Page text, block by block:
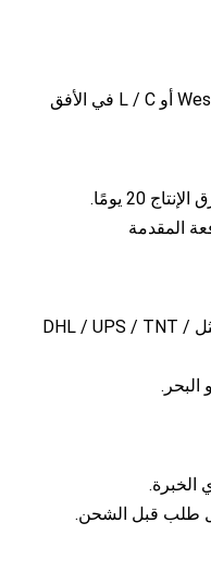
20 يومًا.
طلب عينة: نقترح Courier Express مثل DHL / UPS / TNT /
الخبرة.
طلب قبل الشحن.